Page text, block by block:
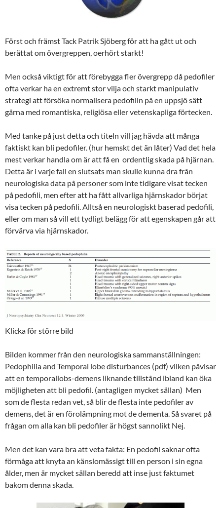
Först och främst Tack Patrik Sjöberg för att ha gått ut och
berättat om övergreppen, oerhört starkt!
Men också viktigt för att förebygga fler övergrepp då pedofiler
ofta verkar ha en extremt stor vilja och starkt manipulativ
strategi att försöka normalisera pedofilin på en uppsjö sätt
gärna med romantiska, religiösa eller vetenskapliga förtecken.
Med tanke på just detta och titeln vill jag hävda att många
faktiskt kan bli pedofiler. (hur hemskt det än låter) Vad det hela
mest verkar handla om är att få en ordentlig skada på hjärnan.
Detta är i varje fall en slutsats man skulle kunna dra från
neurologiska data på personer som inte tidigare visat tecken
på pedofili, men efter att ha fått allvarliga hjärnskador börjat
visa tecken på pedofili. Alltså en neurologiskt baserad pedofili,
eller om man så vill ett tydligt belägg för att egenskapen går att
förvärva via hjärnskador.
Klicka för större bild
Bilden kommer från den neurologiska sammanställningen:
Pedophilia and Temporal lobe disturbances (pdf) vilken påvisar
att en temporallobs-demens liknande tillstånd ibland kan öka
möjligheten att bli pedofil. (antagligen mycket sällan) Men
som de flesta redan vet, så blir de flesta inte pedofiler av
demens, det är en förolämpning mot de dementa. Så svaret på
frågan om alla kan bli pedofiler är högst sannolikt Nej.
Men det kan vara bra att veta fakta: En pedofil saknar ofta
förmåga att knyta an känslomässigt till en person i sin egna
ålder, men är mycket sällan beredd att inse just faktumet
bakom denna skada.